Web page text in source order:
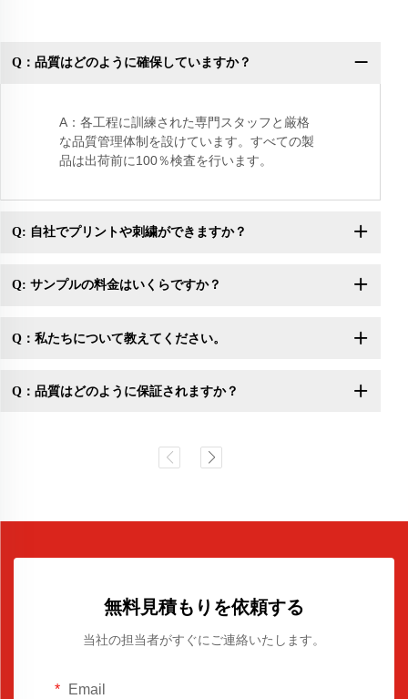
Q：品質はどのように確保していますか？
A：各工程に訓練された専門スタッフと厳格
な品質管理体制を設けています。すべての製
品は出荷前に100％検査を行います。
Q: 自社でプリントや刺繍ができますか？
Q: サンプルの料金はいくらですか？
Q：私たちについて教えてください。
Q：品質はどのように保証されますか？
無料見積もりを依頼する
当社の担当者がすぐにご連絡いたします。
Email